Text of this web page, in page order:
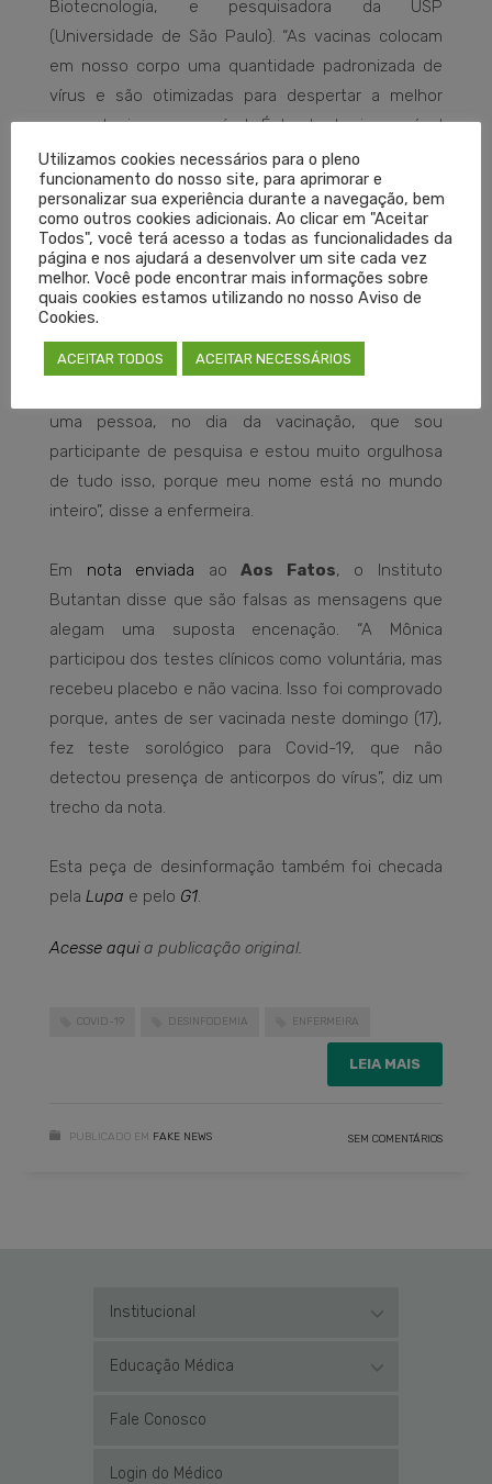
Biotecnologia, e pesquisadora da USP
(Universidade de São Paulo). “As vacinas colocam
em nosso corpo uma quantidade padronizada de
vírus e são otimizadas para despertar a melhor
resposta imune possível. É bastante improvável
que ela não tivesse nenhum anticorpo circulando,
caso tivesse tomado a vacina”, disse ao
Fatos.
Mônica Calazans admitiu ter feito parte dos
estudos clínicos da vacina CoronaVacdurante a
Pauloapós ter sido vacinada. “Falaram que eu era
uma pessoa, no dia da vacinação, que sou
participante de pesquisa e estou muito orgulhosa
de tudo isso, porque meu nome está no mundo
inteiro”, disse a enfermeira.
Em nota enviada aoAos Fatos, o Instituto
Butantan disse que são falsas as mensagens que
alegam uma suposta encenação. “A Mônica
participou dos testes clínicos como voluntária, mas
recebeu placebo e não vacina. Isso foi comprovado
porque, antes de ser vacinada neste domingo (17),
fez teste sorológico para Covid-19, que não
detectou presença de anticorpos do vírus”, diz um
trecho da nota.
Esta peça de desinformação também foi checada
pela Lupa e pelo G1.
Acesse aquia publicação original.
COVID-19 DESINFODEMIA ENFERMEIRA
LEIA MAIS
PUBLICADO EM FAKE NEWS SEM COMENTÁRIOS
Institucional
Educação Médica
Fale Conosco
Login do Médico
Utilizamos cookies necessários para o pleno
funcionamento do nosso site, para aprimorar e
personalizar sua experiência durante a navegação, bem
como outros cookies adicionais. Ao clicar em "Aceitar
Todos", você terá acesso a todas as funcionalidades da
página e nos ajudará a desenvolver um site cada vez
melhor. Você pode encontrar mais informações sobre
quais cookies estamos utilizando no nosso Aviso de
Cookies.
ACEITAR TODOS ACEITAR NECESSÁRIOS